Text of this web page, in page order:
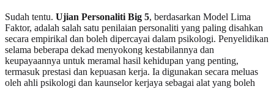
Sudah tentu. Ujian Personaliti Big 5, berdasarkan Model Lima
Faktor, adalah salah satu penilaian personaliti yang paling disahkan
secara empirikal dan boleh dipercayai dalam psikologi. Penyelidikan
selama beberapa dekad menyokong kestabilannya dan
keupayaannya untuk meramal hasil kehidupan yang penting,
termasuk prestasi dan kepuasan kerja. Ia digunakan secara meluas
oleh ahli psikologi dan kaunselor kerjaya sebagai alat yang boleh